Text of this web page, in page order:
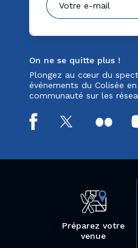
On ne se quitte plus !
Plongez au cœur du
événements du Colisée
communauté sur les
Préparez votre
venue